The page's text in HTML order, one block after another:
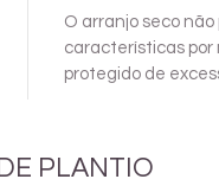
O arranjo seco
características por
protegido de
PLANTIO